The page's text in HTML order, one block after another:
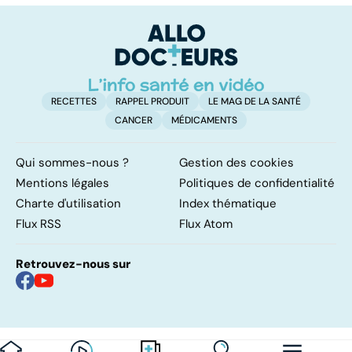
RECETTES RAPPEL PRODUIT
LE MAG DE LA SANTÉ
CANCER
MÉDICAMENTS
Qui sommes-nous ?
Gestion des cookies
Mentions légales
Politiques de confidentialité
Charte d'utilisation
Index thématique
Flux RSS
Flux Atom
Retrouvez-nous sur